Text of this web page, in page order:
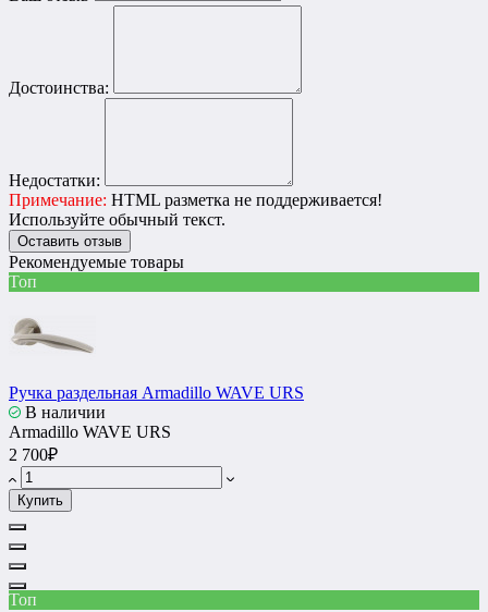
Достоинства:
Недостатки:
Примечание: HTML разметка не поддерживается!
Используйте обычный текст.
Оставить отзыв
Рекомендуемые товары
Топ
Ручка раздельная Armadillo WAVE URS
В наличии
Armadillo WAVE URS
2 700₽
Купить
Топ